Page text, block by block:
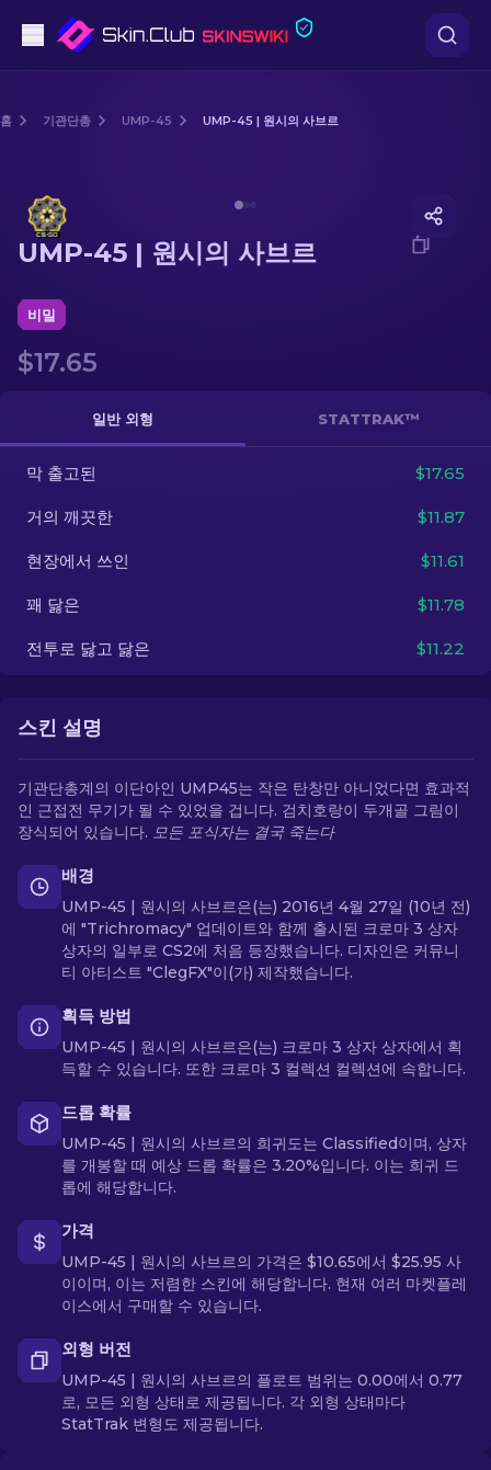
돌격소총
저격소총
장갑
케이스
기타
홈 기관단총 UMP-45 UMP-45 | 원시의 사브르
UMP-45 | 원시의 사브르
비밀
$17.65
일반 외형 STATTRAK™
막 출고된 $17.65
거의 깨끗한 $11.87
현장에서 쓰인 $11.61
꽤 닳은 $11.78
전투로 닳고 닳은 $11.22
스킨 설명
기관단총계의 이단아인 UMP45는 작은 탄창만 아니었다면 효과적
인 근접전 무기가 될 수 있었을 겁니다. 검치호랑이 두개골 그림이
장식되어 있습니다. 모든 포식자는 결국 죽는다
배경
UMP-45 | 원시의 사브르은(는) 2016년 4월 27일 (10년 전)
에 "Trichromacy" 업데이트와 함께 출시된 크로마 3 상자
상자의 일부로 CS2에 처음 등장했습니다. 디자인은 커뮤니
티 아티스트 "ClegFX"이(가) 제작했습니다.
획득 방법
UMP-45 | 원시의 사브르은(는) 크로마 3 상자 상자에서 획
득할 수 있습니다. 또한 크로마 3 컬렉션 컬렉션에 속합니다.
드롭 확률
UMP-45 | 원시의 사브르의 희귀도는 Classified이며, 상자
를 개봉할 때 예상 드롭 확률은 3.20%입니다. 이는 희귀 드
롭에 해당합니다.
가격
UMP-45 | 원시의 사브르의 가격은 $10.65에서 $25.95 사
이이며, 이는 저렴한 스킨에 해당합니다. 현재 여러 마켓플레
이스에서 구매할 수 있습니다.
외형 버전
UMP-45 | 원시의 사브르의 플로트 범위는 0.00에서 0.77
로, 모든 외형 상태로 제공됩니다. 각 외형 상태마다
StatTrak 변형도 제공됩니다.